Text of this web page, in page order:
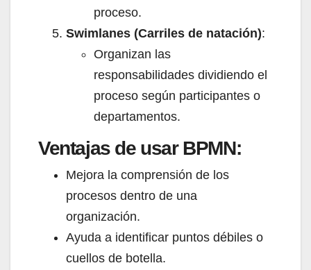
proceso.
Swimlanes (Carriles de natación):
Organizan las
responsabilidades dividiendo el
proceso según participantes o
departamentos.
Ventajas de usar BPMN:
Mejora la comprensión de los
procesos dentro de una
organización.
Ayuda a identificar puntos débiles o
cuellos de botella.